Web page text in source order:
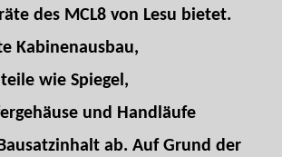
des MCL8 von Lesu bietet.
Kabinenausbau,
wie Spiegel,
und Handläufe
ab. Auf Grund der